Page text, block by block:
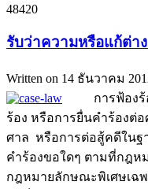
48420
รับว่าความหรือแก้ต่า
Written on 14 ธันวาคม
การฟ้องร้อง
ร้อง หรือการยื่นคำร้องต่
ศาล หรือการต่อสู้คดีในฐ
คำร้องขอใดๆ ตามที่กฎห
กฎหมายลักษณะพิเศษเฉพ